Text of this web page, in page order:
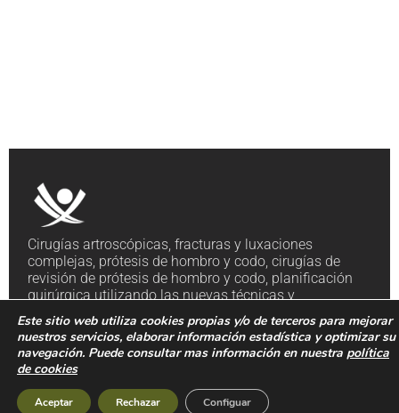
Cirugías artroscópicas, fracturas y luxaciones
complejas, prótesis de hombro y codo, cirugías de
revisión de prótesis de hombro y codo, planificación
quirúrgica utilizando las nuevas técnicas y
tecnologías.
Servicios
Cirugía
Hombro
Urgencias
Este sitio web utiliza cookies propias y/o de terceros para mejorar
nuestros servicios, elaborar información estadística y optimizar su
navegación. Puede consultar mas información en nuestra política
de cookies
Aceptar Rechazar Configuar